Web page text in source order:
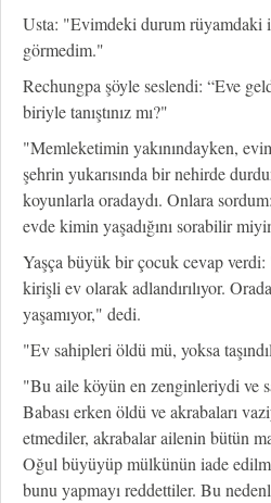
Usta: "Evimdeki durum rüyamdaki
görmedim."
Rechungpa şöyle seslendi: “Eve
biriyle tanıştınız mı?"
"Memleketimin yakınındayken,
şehrin yukarısında bir nehirde
koyunlarla oradaydı. Onlara
evde kimin yaşadığını sorabilir
Yaşça büyük bir çocuk cevap
kirişli ev olarak adlandırılıyor.
yaşamıyor," dedi.
"Ev sahipleri öldü mü, yoksa
"Bu aile köyün en zenginleriydi ve
Babası erken öldü ve akrabaları
etmediler, akrabalar ailenin bütün
Oğul büyüyüp mülkünün iade
bunu yapmayı reddettiler. Bu